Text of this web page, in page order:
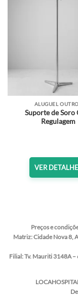
ALUGUEL
Suporte de Soro
Regulagem
VER
Preços e
Matriz:Cidade Nova 8,
Filial:Tv. Mauriti 3148A